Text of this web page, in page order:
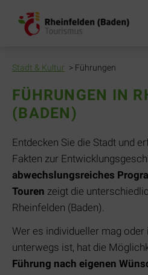
Stadt & Kultur Führungen
FÜHRUNGEN IN
(BADEN)
Entdecken Sie die Stadt und
Fakten zur
abwechslungsreiches
Touren zeigt die
Rheinfelden (Baden).
Wer es individueller mag oder
unterwegs ist, hat die
Führung nach eigenen